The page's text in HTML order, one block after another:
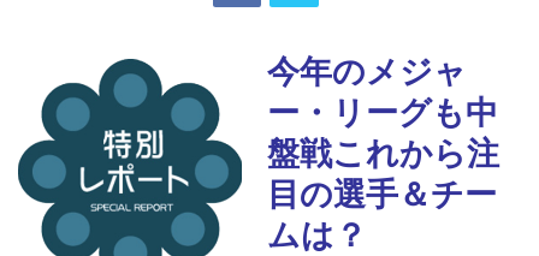
今年のメジャ
ー・リーグも中
盤戦これから注
目の選手＆チー
ムは？